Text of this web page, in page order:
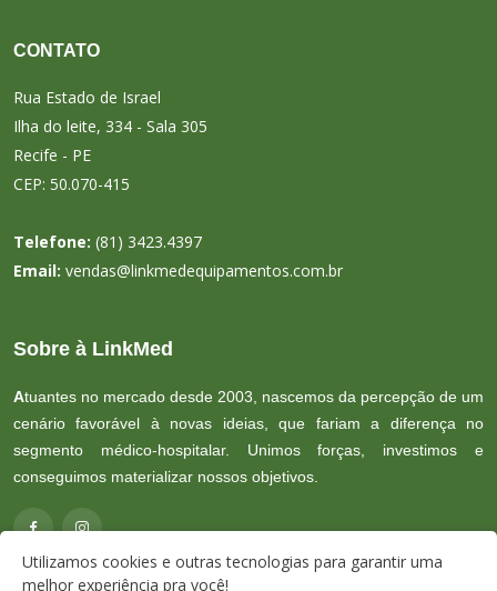
CONTATO
Rua Estado de Israel
Ilha do leite, 334 - Sala 305
Recife - PE
CEP: 50.070-415
Telefone: (81) 3423.4397
Email: vendas@linkmedequipamentos.com.br
Sobre à LinkMed
Atuantes no mercado desde 2003, nascemos da percepção de um
cenário favorável à novas ideias, que fariam a diferença no
segmento médico-hospitalar. Unimos forças, investimos e
conseguimos materializar nossos objetivos.
Utilizamos cookies e outras tecnologias para garantir uma
melhor experiência pra você!